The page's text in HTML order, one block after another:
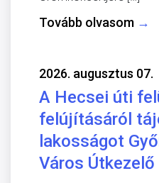
Tovább olvasom →
2026. augusztus 07.
A Hecsei úti
felújításáról
lakosságot
Város